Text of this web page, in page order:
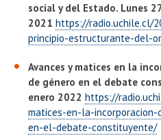
social y del Estado. Lunes
2021 https://radio.uchile.cl/
principio-estructurante-del-
Avances y matices en la
de género en el debate
enero 2022 https://
matices-en-la-
en-el-debate-constituyente/